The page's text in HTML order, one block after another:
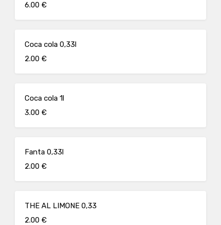
6.00 €
Coca cola 0,33l
2.00 €
Coca cola 1l
3.00 €
Fanta 0,33l
2.00 €
THE AL LIMONE 0,33
2.00 €